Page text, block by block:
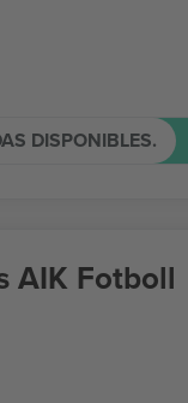
DISPONIBLES.
AIK Fotboll